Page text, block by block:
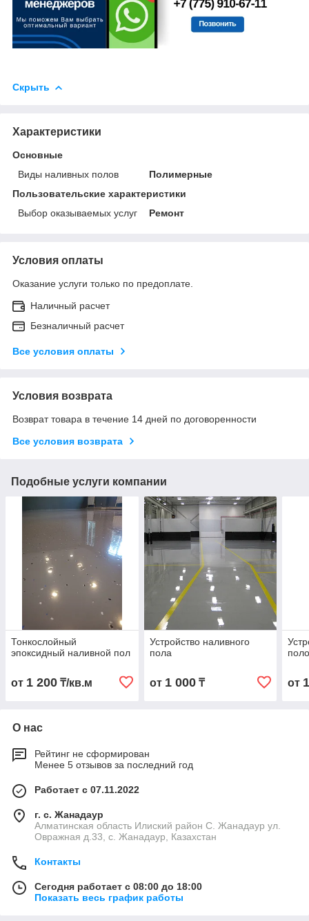
Скрыть
Характеристики
Основные
Виды наливных полов
Полимерные
Пользовательские характеристики
Выбор оказываемых услуг
Ремонт
Условия оплаты
Оказание услуги только по предоплате.
Наличный расчет
Безналичный расчет
Все условия оплаты
Условия возврата
Возврат товара в течение 14 дней по договоренности
Все условия возврата
Подобные услуги компании
Тонкослойный
эпоксидный наливной пол
от 1 200 ₸/кв.м
Устройство наливного
пола
от 1 000₸ от
О нас
Рейтинг не сформирован
Менее 5 отзывов за последний год
Работает с 07.11.2022
г. с. Жанадаур
Алматинская область Илиский район С. Жанадаур ул.
Овражная д.33, с. Жанадаур, Казахстан
Контакты
Сегодня работает с 08:00 до 18:00
Показать весь график работы